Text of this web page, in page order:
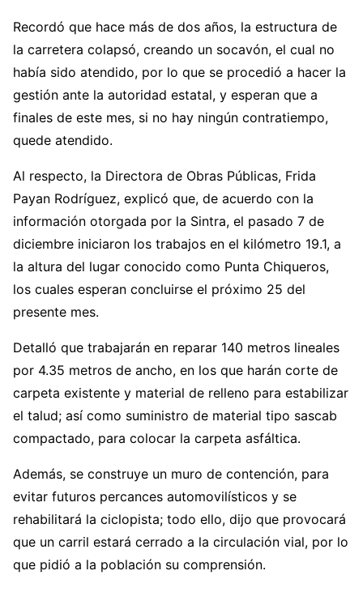
Recordó que hace más de dos años, la estructura de
la carretera colapsó, creando un socavón, el cual no
había sido atendido, por lo que se procedió a hacer la
gestión ante la autoridad estatal, y esperan que a
finales de este mes, si no hay ningún contratiempo,
quede atendido.
Al respecto, la Directora de Obras Públicas, Frida
Payan Rodríguez, explicó que, de acuerdo con la
información otorgada por la Sintra, el pasado 7 de
diciembre iniciaron los trabajos en el kilómetro 19.1, a
la altura del lugar conocido como Punta Chiqueros,
los cuales esperan concluirse el próximo 25 del
presente mes.
Detalló que trabajarán en reparar 140 metros lineales
por 4.35 metros de ancho, en los que harán corte de
carpeta existente y material de relleno para estabilizar
el talud; así como suministro de material tipo sascab
compactado, para colocar la carpeta asfáltica.
Además, se construye un muro de contención, para
evitar futuros percances automovilísticos y se
rehabilitará la ciclopista; todo ello, dijo que provocará
que un carril estará cerrado a la circulación vial, por lo
que pidió a la población su comprensión.